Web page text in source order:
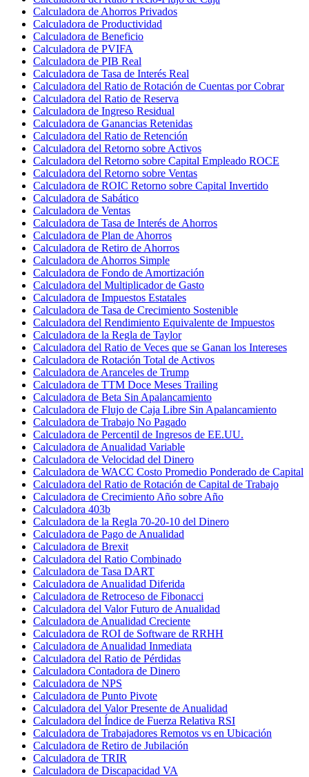
Calculadora de Ahorros Privados
Calculadora de Productividad
Calculadora de Beneficio
Calculadora de PVIFA
Calculadora de PIB Real
Calculadora de Tasa de Interés Real
Calculadora del Ratio de Rotación de Cuentas por Cobrar
Calculadora del Ratio de Reserva
Calculadora de Ingreso Residual
Calculadora de Ganancias Retenidas
Calculadora del Ratio de Retención
Calculadora del Retorno sobre Activos
Calculadora del Retorno sobre Capital Empleado ROCE
Calculadora del Retorno sobre Ventas
Calculadora de ROIC Retorno sobre Capital Invertido
Calculadora de Sabático
Calculadora de Ventas
Calculadora de Tasa de Interés de Ahorros
Calculadora de Plan de Ahorros
Calculadora de Retiro de Ahorros
Calculadora de Ahorros Simple
Calculadora de Fondo de Amortización
Calculadora del Multiplicador de Gasto
Calculadora de Impuestos Estatales
Calculadora de Tasa de Crecimiento Sostenible
Calculadora del Rendimiento Equivalente de Impuestos
Calculadora de la Regla de Taylor
Calculadora del Ratio de Veces que se Ganan los Intereses
Calculadora de Rotación Total de Activos
Calculadora de Aranceles de Trump
Calculadora de TTM Doce Meses Trailing
Calculadora de Beta Sin Apalancamiento
Calculadora de Flujo de Caja Libre Sin Apalancamiento
Calculadora de Trabajo No Pagado
Calculadora de Percentil de Ingresos de EE.UU.
Calculadora de Anualidad Variable
Calculadora de Velocidad del Dinero
Calculadora de WACC Costo Promedio Ponderado de Capital
Calculadora del Ratio de Rotación de Capital de Trabajo
Calculadora de Crecimiento Año sobre Año
Calculadora 403b
Calculadora de la Regla 70-20-10 del Dinero
Calculadora de Pago de Anualidad
Calculadora de Brexit
Calculadora del Ratio Combinado
Calculadora de Tasa DART
Calculadora de Anualidad Diferida
Calculadora de Retroceso de Fibonacci
Calculadora del Valor Futuro de Anualidad
Calculadora de Anualidad Creciente
Calculadora de ROI de Software de RRHH
Calculadora de Anualidad Inmediata
Calculadora del Ratio de Pérdidas
Calculadora Contadora de Dinero
Calculadora de NPS
Calculadora de Punto Pivote
Calculadora del Valor Presente de Anualidad
Calculadora del Índice de Fuerza Relativa RSI
Calculadora de Trabajadores Remotos vs en Ubicación
Calculadora de Retiro de Jubilación
Calculadora de TRIR
Calculadora de Discapacidad VA